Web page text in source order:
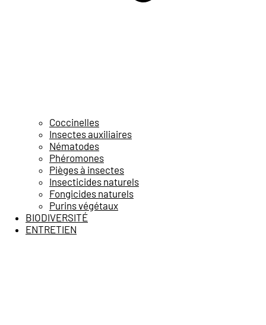
Coccinelles
Insectes auxiliaires
Nématodes
Phéromones
Pièges à insectes
Insecticides naturels
Fongicides naturels
Purins végétaux
BIODIVERSITÉ
ENTRETIEN